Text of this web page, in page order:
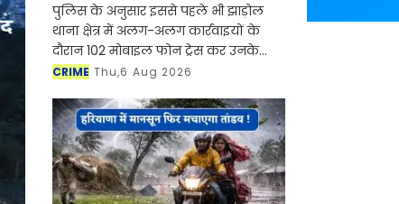
पुलिस के अनुसार इससे पहले भी झाड़ोल
थाना क्षेत्र में अलग-अलग कार्रवाइयों के
दौरान 102 मोबाइल फोन ट्रेस कर उनके
मालिकों को लौटाए जा चुके हैं
CRIME Thu,6 Aug 2026